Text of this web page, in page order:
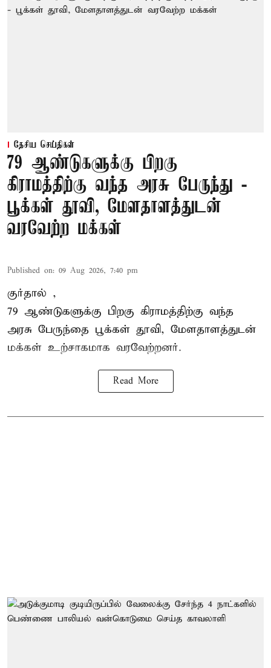
தேசிய செய்திகள்
79 ஆண்டுகளுக்கு பிறகு
கிராமத்திற்கு வந்த அரசு பேருந்து -
பூக்கள் தூவி, மேளதாளத்துடன்
வரவேற்ற மக்கள்
Published on: 09 Aug 2026, 7:40 pm
குர்தால் ,
79 ஆண்டுகளுக்கு பிறகு கிராமத்திற்கு வந்த
அரசு பேருந்தை பூக்கள் தூவி, மேளதாளத்துடன்
மக்கள் உற்சாகமாக வரவேற்றனர்.
Read More